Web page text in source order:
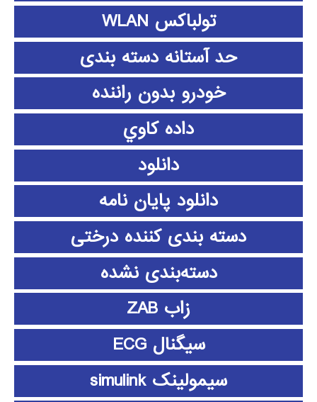
تولباکس WLAN
حد آستانه دسته بندی
خودرو بدون راننده
داده كاوي
دانلود
دانلود پايان نامه
دسته بندی کننده درختی
دسته‌بندی نشده
زاب ZAB
سیگنال ECG
سیمولینک simulink